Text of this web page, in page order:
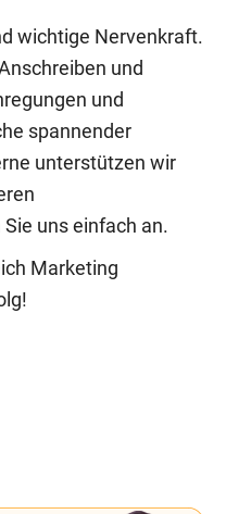
wichtige Nervenkraft.
und
und
spannender
unterstützen wir
uns einfach an.
Marketing